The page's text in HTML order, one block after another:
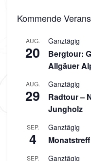
Kommende
AUG.
20
Ganztägig
Bergtour:
Allgäuer
AUG.
29
Ganztägig
Radtour –
Jungholz
SEP.
4
Ganztägig
Monatstreff
SEP. Ganztägig